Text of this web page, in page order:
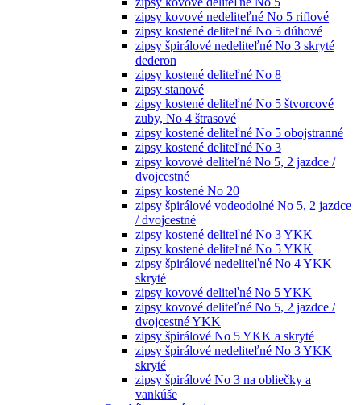
zipsy kovové nedeliteľné No 5 riflové
zipsy kostené deliteľné No 5 dúhové
zipsy špirálové nedeliteľné No 3 skryté
dederon
zipsy kostené deliteľné No 8
zipsy stanové
zipsy kostené deliteľné No 5 štvorcové
zuby, No 4 štrasové
zipsy kostené deliteľné No 5 obojstranné
zipsy kostené deliteľné No 3
zipsy kovové deliteľné No 5, 2 jazdce /
dvojcestné
zipsy kostené No 20
zipsy špirálové vodeodolné No 5, 2 jazdce
/ dvojcestné
zipsy kostené deliteľné No 3 YKK
zipsy kostené deliteľné No 5 YKK
zipsy špirálové nedeliteľné No 4 YKK
skryté
zipsy kovové deliteľné No 5 YKK
zipsy kovové deliteľné No 5, 2 jazdce /
dvojcestné YKK
zipsy špirálové No 5 YKK a skryté
zipsy špirálové nedeliteľné No 3 YKK
skryté
zipsy špirálové No 3 na obliečky a
vankúše